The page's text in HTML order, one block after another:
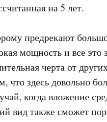
на 5 лет.
предрекают
мощность и все это
черта от
что здесь довольно
когда вложение
вид также сможет